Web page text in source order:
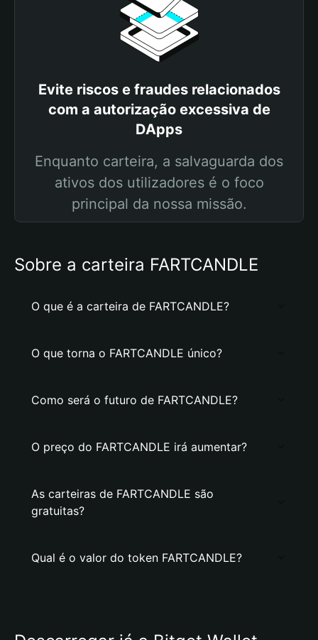
Evite riscos e fraudes relacionados
com a autorização excessiva de
DApps
Enquanto carteira, a salvaguarda dos
ativos dos utilizadores é o foco
principal da nossa missão.
Sobre a carteira FARTCANDLE
O que é a carteira de FARTCANDLE?
O que torna o FARTCANDLE único?
Como será o futuro de FARTCANDLE?
O preço do FARTCANDLE irá aumentar?
As carteiras de FARTCANDLE são
gratuitas?
Qual é o valor do token FARTCANDLE?